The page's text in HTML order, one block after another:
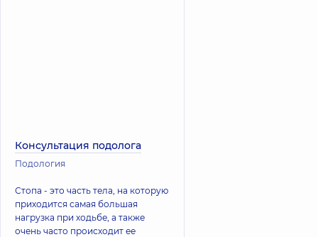
Консультация подолога
Подология
Стопа - это часть тела, на которую
приходится самая большая
нагрузка при ходьбе, а также
очень часто происходит ее